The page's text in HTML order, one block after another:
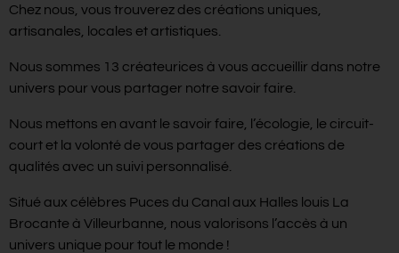
Chez nous, vous trouverez des créations uniques,
artisanales, locales et artistiques.
Nous sommes 13 créateurices à vous accueillir dans notre
univers pour vous partager notre savoir faire.
Nous mettons en avant le savoir faire, l’écologie, le circuit-
court et la volonté de vous partager des créations de
qualités avec un suivi personnalisé.
Situé aux célèbres Puces du Canal aux Halles louis La
Brocante à Villeurbanne, nous valorisons l’accès à un
univers unique pour tout le monde !